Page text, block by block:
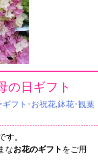
の日ギフト
ギフト･お祝花,鉢花･観葉
す。
なお花のギフト をご用